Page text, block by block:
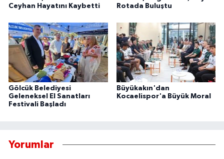
Ceyhan Hayatını Kaybetti
Rotada Buluştu
Gölcük Belediyesi
Geleneksel El Sanatları
Festivali Başladı
Büyükakın'dan
Kocaelispor'a Büyük Moral
Yorumlar